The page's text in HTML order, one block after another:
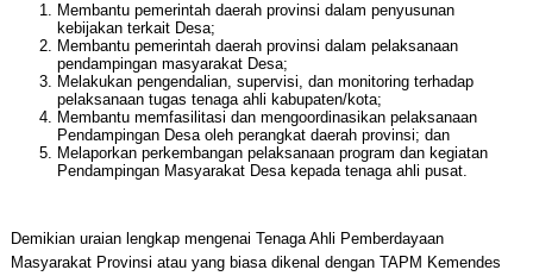
Membantu pemerintah daerah provinsi dalam penyusunan
kebijakan terkait Desa;
Membantu pemerintah daerah provinsi dalam pelaksanaan
pendampingan masyarakat Desa;
Melakukan pengendalian, supervisi, dan monitoring terhadap
pelaksanaan tugas tenaga ahli kabupaten/kota;
Membantu memfasilitasi dan mengoordinasikan pelaksanaan
Pendampingan Desa oleh perangkat daerah provinsi; dan
Melaporkan perkembangan pelaksanaan program dan kegiatan
Pendampingan Masyarakat Desa kepada tenaga ahli pusat.
Demikian uraian lengkap mengenai Tenaga Ahli Pemberdayaan
Masyarakat Provinsi atau yang biasa dikenal dengan TAPM Kemendes